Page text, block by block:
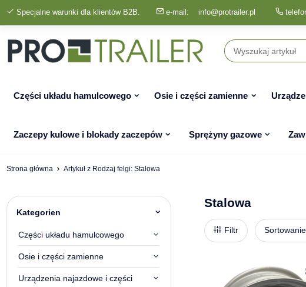
Specjalne warunki dla klientów B2B. e-mail: info@protrailer.pl
Części układu hamulcowego Osie i części zamienne
Zaczepy kulowe i blokady zaczepów Sprężyny gazowe
Strona główna Artykuł z Rodzaj felgi: Stalowa
Stalowa
Filtr Sortowanie
Kategorien
Części układu hamulcowego
Osie i części zamienne
Urządzenia najazdowe i części